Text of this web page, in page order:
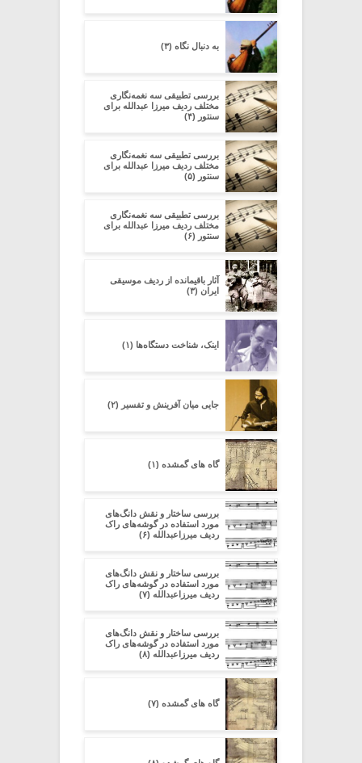
به دنبال نگاه (۳)
بررسی تطبیقی سه نغمه‌نگاری
مختلف ردیف میرزا عبدالله برای
سنتور (۴)
بررسی تطبیقی سه نغمه‌نگاری
مختلف ردیف میرزا عبدالله برای
سنتور (۵)
بررسی تطبیقی سه نغمه‌نگاری
مختلف ردیف میرزا عبدالله برای
سنتور (۶)
آثار باقیمانده از ردیف موسیقی
ایران (۳)
اینک، شناخت دستگاه‌ها (۱)
جایی میان آفرینش و تفسیر (۲)
گاه های گمشده (۱)
بررسی ساختار و نقش دانگ‌های
مورد استفاده در گوشه‌های راک
ردیف میرزاعبدالله (۶)
بررسی ساختار و نقش دانگ‌های
مورد استفاده در گوشه‌های راک
ردیف میرزاعبدالله (۷)
بررسی ساختار و نقش دانگ‌های
مورد استفاده در گوشه‌های راک
ردیف میرزاعبدالله (۸)
گاه های گمشده (۷)